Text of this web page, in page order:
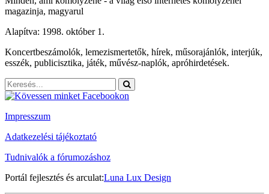
magazinja, magyarul
Alapítva: 1998. október 1.
Koncertbeszámolók, lemezismertetők, hírek, műsorajánlók, interjúk,
esszék, publicisztika, játék, művész-naplók, apróhirdetések.
Impresszum
Adatkezelési tájékoztató
Tudnivalók a fórumozáshoz
Portál fejlesztés és arculat:Luna Lux Design